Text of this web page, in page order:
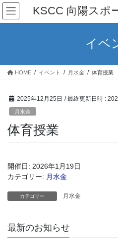
コ
ン
テ
ス
ナ
ビ
ゲ
ン
KSCC 向陽スポ
イベ
HOME イベント 月水金 体育授業
2025年12月25日 / 最終更新日時 :
月水金
体育授業
開催日: 2026年1月19日
カテゴリー: 月水金
カテゴリー 月水金
最新のお知らせ